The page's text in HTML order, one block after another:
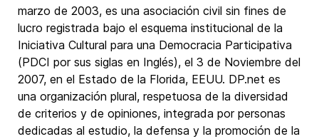
marzo de 2003, es una asociación civil sin fines de
lucro registrada bajo el esquema institucional de la
Iniciativa Cultural para una Democracia Participativa
(PDCI por sus siglas en Inglés), el 3 de Noviembre del
2007, en el Estado de la Florida, EEUU. DP.net es
una organización plural, respetuosa de la diversidad
de criterios y de opiniones, integrada por personas
dedicadas al estudio, la defensa y la promoción de la